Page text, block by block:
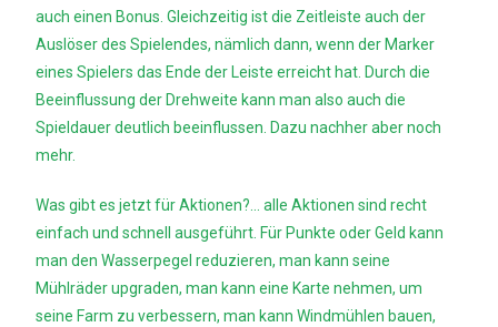
auch einen Bonus. Gleichzeitig ist die Zeitleiste auch der
Auslöser des Spielendes, nämlich dann, wenn der Marker
eines Spielers das Ende der Leiste erreicht hat. Durch die
Beeinflussung der Drehweite kann man also auch die
Spieldauer deutlich beeinflussen. Dazu nachher aber noch
mehr.
Was gibt es jetzt für Aktionen?… alle Aktionen sind recht
einfach und schnell ausgeführt. Für Punkte oder Geld kann
man den Wasserpegel reduzieren, man kann seine
Mühlräder upgraden, man kann eine Karte nehmen, um
seine Farm zu verbessern, man kann Windmühlen bauen,